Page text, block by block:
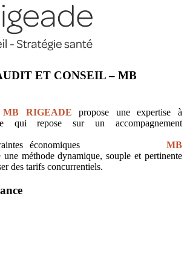
ET CONSEIL – MB
MB RIGEADE propose une expertise à
qui repose sur un accompagnement
économiques
MB
une méthode dynamique, souple et pertinente
des tarifs concurrentiels.